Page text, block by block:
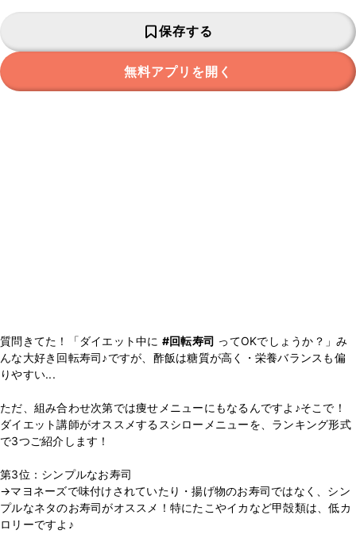
保存する
無料アプリを開く
質問きてた！「ダイエット中に #回転寿司 ってOKでしょうか？」み
んな大好き回転寿司♪ですが、酢飯は糖質が高く・栄養バランスも偏
りやすい...
ただ、組み合わせ次第では痩せメニューにもなるんですよ♪そこで！
ダイエット講師がオススメするスシローメニューを、ランキング形式
で3つご紹介します！
第3位：シンプルなお寿司
→マヨネーズで味付けされていたり・揚げ物のお寿司ではなく、シン
プルなネタのお寿司がオススメ！特にたこやイカなど甲殻類は、低カ
ロリーですよ♪